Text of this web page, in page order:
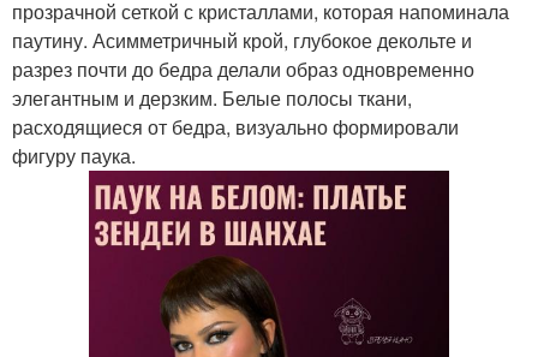
прозрачной сеткой с кристаллами, которая напоминала
паутину. Асимметричный крой, глубокое декольте и
разрез почти до бедра делали образ одновременно
элегантным и дерзким. Белые полосы ткани,
расходящиеся от бедра, визуально формировали
фигуру паука.